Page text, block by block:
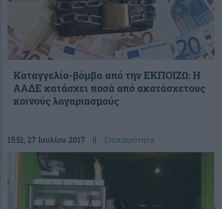
Καταγγελία-βόμβα από την ΕΚΠΟΙΖΩ: Η
ΑΑΔΕ κατάσχει ποσά από ακατάσχετους
κοινούς λογαριασμούς
15:51, 27 Ιουλίου 2017 || Επικαιρότητα